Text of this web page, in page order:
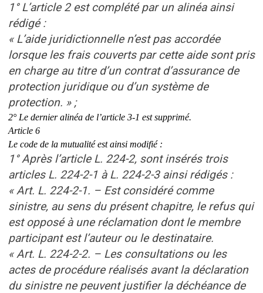
1° L’article 2 est complété par un alinéa ainsi
rédigé :
« L’aide juridictionnelle n’est pas accordée
lorsque les frais couverts par cette aide sont pris
en charge au titre d’un contrat d’assurance de
protection juridique ou d’un système de
protection. » ;
2° Le dernier alinéa de l’article 3-1 est supprimé.
Article 6
Le code de la mutualité est ainsi modifié :
1° Après l’article L. 224-2, sont insérés trois
articles L. 224-2-1 à L. 224-2-3 ainsi rédigés :
« Art. L. 224-2-1. – Est considéré comme
sinistre, au sens du présent chapitre, le refus qui
est opposé à une réclamation dont le membre
participant est l’auteur ou le destinataire.
« Art. L. 224-2-2. – Les consultations ou les
actes de procédure réalisés avant la déclaration
du sinistre ne peuvent justifier la déchéance de